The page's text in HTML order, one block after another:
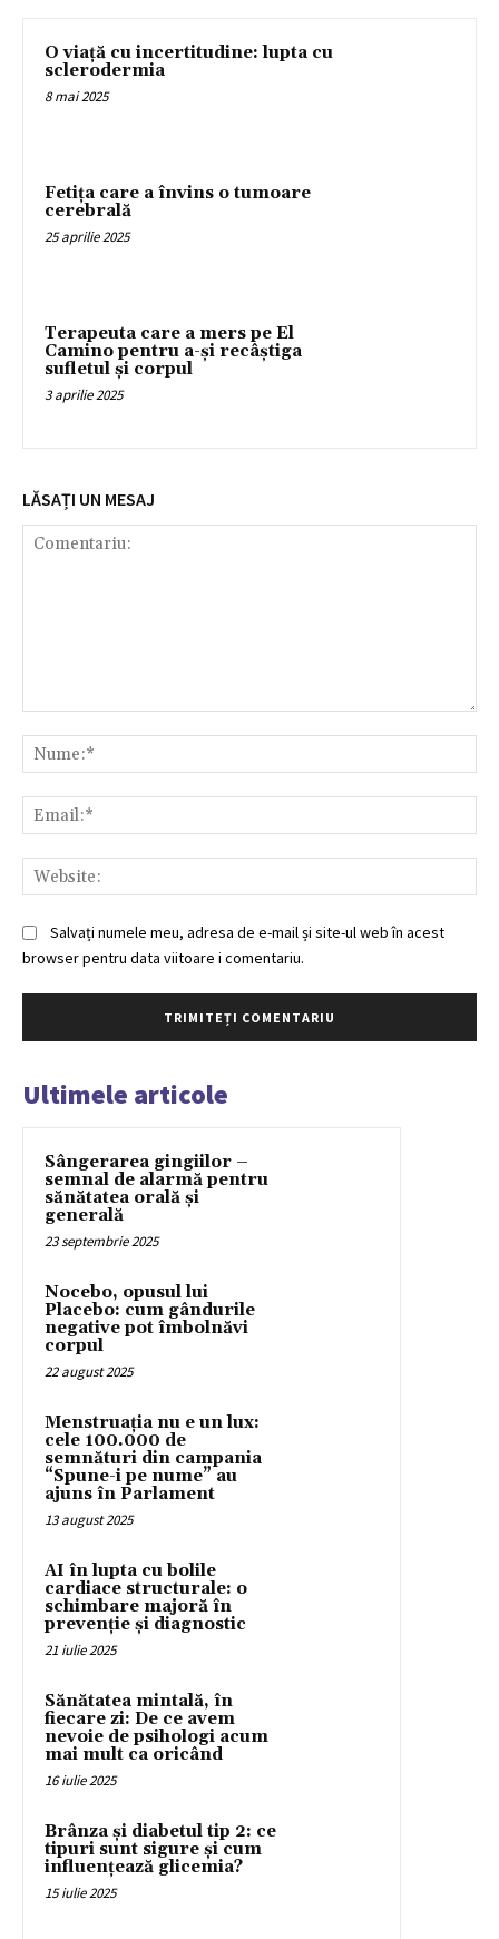
O viață cu incertitudine: lupta cu
sclerodermia
8 mai 2025
Fetița care a învins o tumoare
cerebrală
25 aprilie 2025
Terapeuta care a mers pe El
Camino pentru a-și recâștiga
sufletul și corpul
3 aprilie 2025
LĂSAȚI UN MESAJ
Salvați numele meu, adresa de e-mail și site-ul web în acest
browser pentru data viitoare i comentariu.
Ultimele articole
Sângerarea gingiilor –
semnal de alarmă pentru
sănătatea orală și
generală
23 septembrie 2025
Nocebo, opusul lui
Placebo: cum gândurile
negative pot îmbolnăvi
corpul
22 august 2025
Menstruația nu e un lux:
cele 100.000 de
semnături din campania
“Spune-i pe nume” au
ajuns în Parlament
13 august 2025
AI în lupta cu bolile
cardiace structurale: o
schimbare majoră în
prevenție și diagnostic
21 iulie 2025
Sănătatea mintală, în
fiecare zi: De ce avem
nevoie de psihologi acum
mai mult ca oricând
16 iulie 2025
Brânza și diabetul tip 2: ce
tipuri sunt sigure și cum
influențează glicemia?
15 iulie 2025